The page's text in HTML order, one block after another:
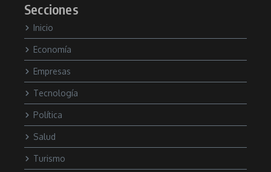
Secciones
Inicio
Economía
Empresas
Tecnología
Política
Salud
Turismo